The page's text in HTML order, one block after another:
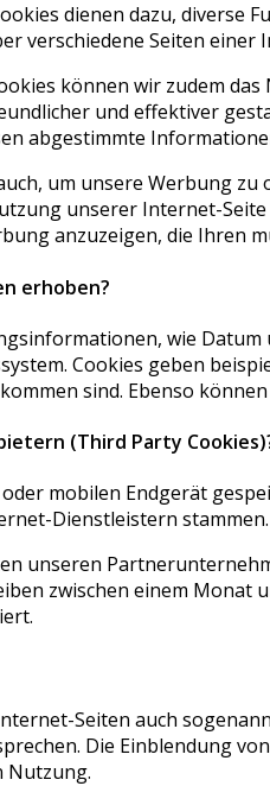
dienen dazu, diverse
verschiedene Seiten einer
können wir zudem
und effektiver
abgestimmte
um unsere Werbung
unserer Internet-
anzuzeigen, die Ihren
erhoben?
wie
Cookies geben
sind. Ebenso
(Third Party
mobilen Endgerät
Dienstleistern stammen.
unseren
zwischen einem Monat
Seiten auch
Die Einblendung
Nutzung.